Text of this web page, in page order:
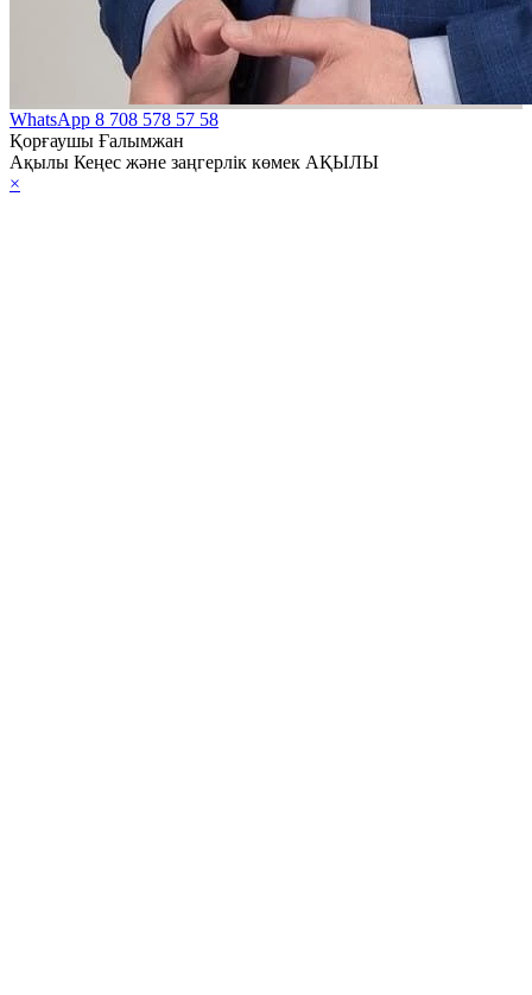
WhatsApp 8 708 578 57 58
Қорғаушы Ғалымжан
Ақылы Кеңес және заңгерлік көмек АҚЫЛЫ
×